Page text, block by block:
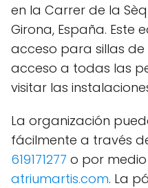
en la Carrer de la
Girona, España. Este
acceso para sillas
acceso a todas las
visitar las
La organización
fácilmente a través
619171277 o por
atriumartis.com. La